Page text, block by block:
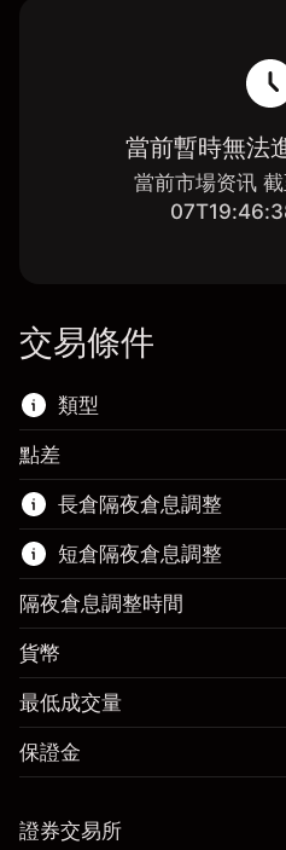
當前暫時無法
當前市場资讯
交易條件
類型
該金融市場可進行差價合
了解更多：
差價合約
點差
長倉隔夜倉息調整
保證金。您的投資
隔夜倉息
來自杠杆的資金 - 美元（
短倉隔夜倉息調整
保證金。您的投資
隔夜倉息
隔夜倉息調整時間
貨幣
最低成交量
保證金
證券交易所